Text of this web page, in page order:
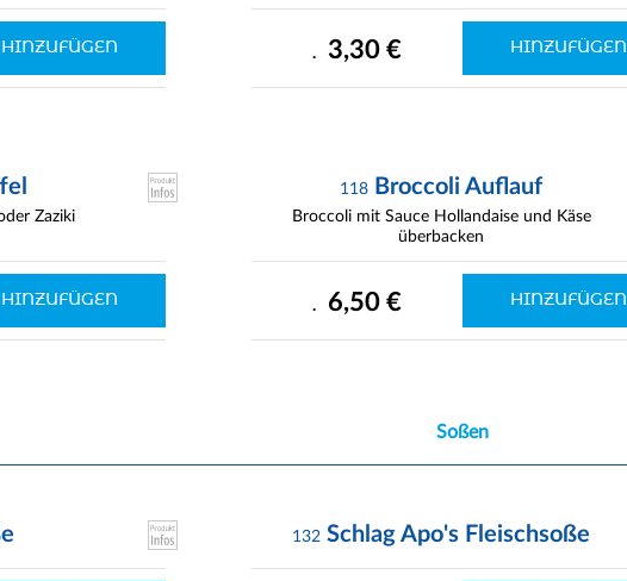
HINZUFÜGEN . 3,30 € HINZUFÜGEN
Zaziki
HINZUFÜGEN
118 Broccoli Auflauf
Broccoli mit Sauce Hollandaise und Käse
überbacken
. 6,50 € HINZUFÜGEN
Soßen
132 Schlag Apo's Fleischsoße